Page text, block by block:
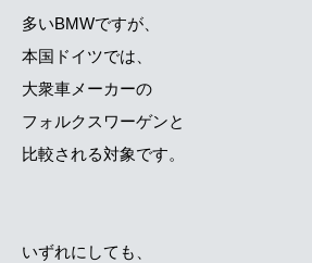
多いBMWですが、
本国ドイツでは、
大衆車メーカーの
フォルクスワーゲンと
比較される対象です。
いずれにしても、